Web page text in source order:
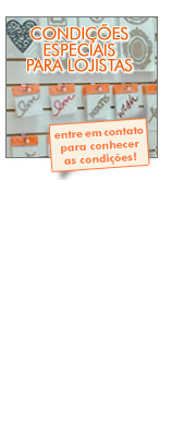
- Embalagens
- Máscaras
- Espátulas
- Diversos
Álbuns
- Mini-Álbuns
- Páginas Mini
- Páginas Scrap
- Argolas